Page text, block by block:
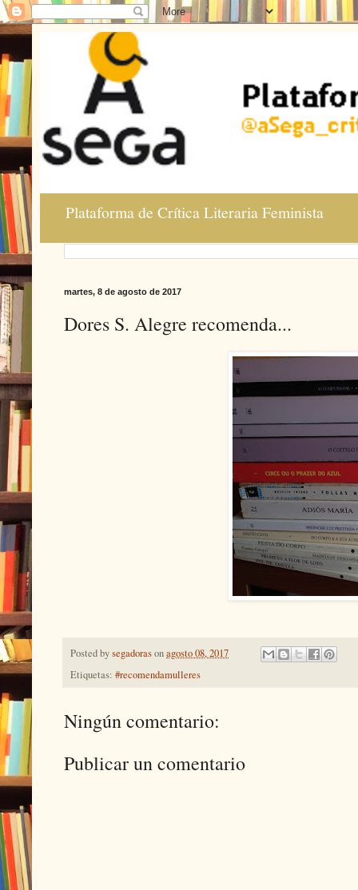
Plataforma de Crítica Literaria Feminista
martes, 8 de agosto de 2017
Dores S. Alegre recomenda...
Posted bysegadorasonagosto 08, 2017
Etiquetas: #recomendamulleres
Ningún comentario:
Publicar un comentario